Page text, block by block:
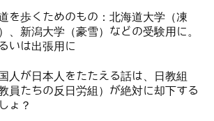
を歩くためのもの：北海道大学（凍
、新潟大学（豪雪）などの受験用に。
いは出張用に
人が日本人をたたえる話は、日教組
教員たちの反日労組）が絶対に却下する
ょ？